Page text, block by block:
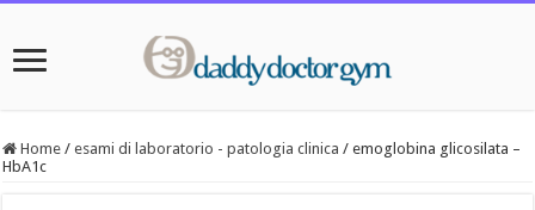
Home / esami di laboratorio - patologia clinica / emoglobina glicosilata –
HbA1c